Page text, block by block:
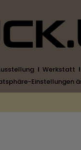
Werkstatt
Einstellungen